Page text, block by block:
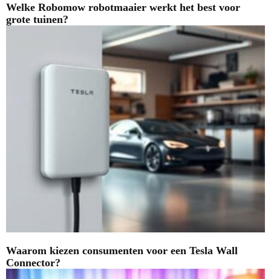
Welke Robomow robotmaaier werkt het best voor
grote tuinen?
Waarom kiezen consumenten voor een Tesla Wall
Connector?